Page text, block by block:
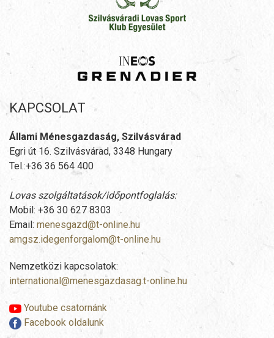
KAPCSOLAT
Állami Ménesgazdaság, Szilvásvárad
Egri út 16. Szilvásvárad, 3348 Hungary
Tel.:+36 36 564 400
Lovas szolgáltatások/időpontfoglalás:
Mobil: +36 30 627 8303
Email: menesgazd@t-online.hu
amgsz.idegenforgalom@t-online.hu
Nemzetközi kapcsolatok:
international@menesgazdasag.t-online.hu
Youtube csatornánk
Facebook oldalunk